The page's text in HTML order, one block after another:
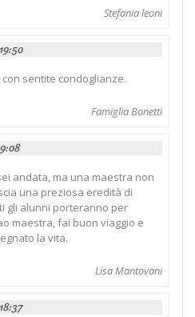
Stefania leoni
sentite condoglianze.
Famiglia Bonetti
andata, ma una maestra non
una preziosa eredità di
gli alunni porteranno per
maestra, fai buon viaggio e
la vita.
Lisa Mantovani